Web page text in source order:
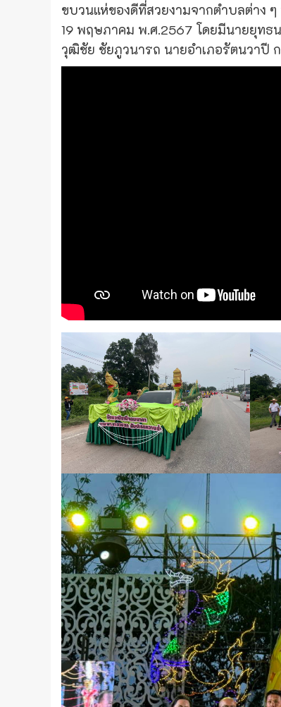
ขบวนแห่ของดีที่สวยงามจากตำบลต่าง
19 พฤษภาคม พ.ศ.2567 โดยมีนายยุทธ
วุฒิชัย ชัยภูวนารถ นายอำเภอรัตนวาปี